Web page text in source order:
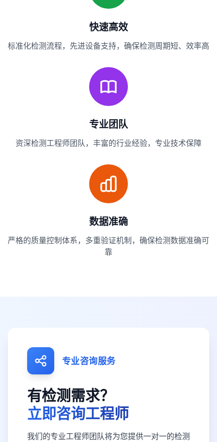
快速高效
标准化检测流程，先进设备支持，确保检测周期短、效率高
专业团队
资深检测工程师团队，丰富的行业经验，专业技术保障
数据准确
严格的质量控制体系，多重验证机制，确保检测数据准确可
靠
专业咨询服务
有检测需求？
立即咨询工程师
我们的专业工程师团队将为您提供一对一的检测